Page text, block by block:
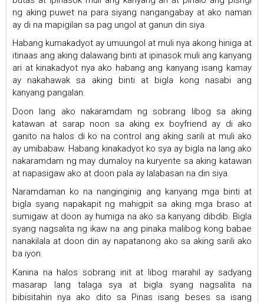
ng aking puwet na para siyang nangangabay at ako naman
ay di na mapigilan sa pag ungol at ganun din siya.
Habang kumakadyot ay umuungol at muli nya akong hiniga at
itinaas ang aking dalawang binti at ipinasok muli ang kanyang
ari at kinakadyot nya ako habang ang kanyang isang kamay
ay nakahawak sa aking binti at bigla kong nasabi ang
kanyang pangalan.
Doon lang ako nakaramdam ng sobrang libog sa aking
katawan at sarap noon sa aking ex boyfriend ay di ako
ganito na halos di ko na control ang aking sarili at muli ako
ay umibabaw. Habang kinakadyot ko sya ay bigla na lang ako
nakaramdam ng may dumaloy na kuryente sa aking katawan
at napasigaw ako at doon pala ay lalabasan na din siya.
Naramdaman ko na nanginginig ang kanyang mga binti at
bigla syang napakapit ng mahigpit sa aking mga braso at
sumigaw at doon ay humiga na ako sa kanyang dibdib. Bigla
syang nagsalita ng ikaw na ang pinaka malibog kong babae
nanakilala at doon din ay napatanong ako sa aking sarili ako
ba iyon.
Kanina na halos sobrang init at libog marahil ay sadyang
masarap lang talaga sya at bigla syang nagsalita na
bibisitahin nya ako dito sa Pinas isang beses sa isang